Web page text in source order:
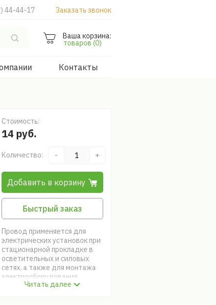
44-44-17 Заказать звонок
Ваша корзина:
товаров (0)
Контакты
Стоимость:
14 руб.
Количество: - +
Добавить в корзину
Быстрый заказ
Провод применяется для
электрических установок при
стационарной прокладке в
осветительных и силовых
сетях, а также для монтажа
электрооборудования,
машин, механизмов и станков
Читать далее